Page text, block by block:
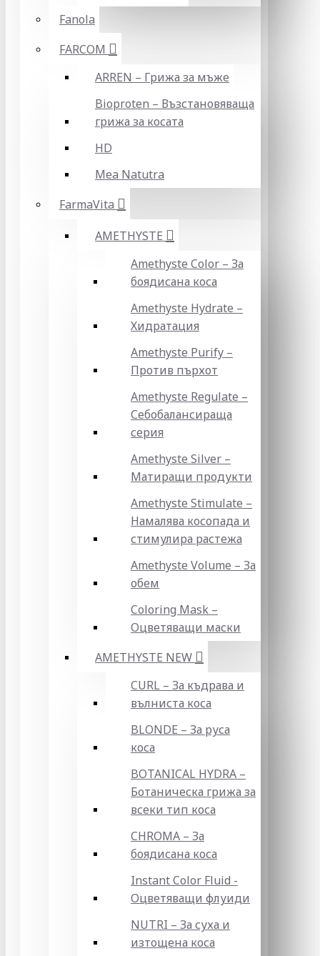
Fanola
FARCOM
ARREN – Грижа за мъже
Bioproten – Възстановяваща
грижа за косата
HD
Mea Natutra
FarmaVita
AMETHYSTE
Amethyste Color – За
боядисана коса
Amethyste Hydrate –
Хидратация
Amethyste Purify –
Против пърхот
Amethyste Regulate –
Себобалансираща
серия
Amethyste Silver –
Матиращи продукти
Amethyste Stimulate –
Намалява косопада и
стимулира растежа
Amethyste Volume – За
обем
Coloring Mask –
Оцветяващи маски
AMETHYSTE NEW
CURL – За къдрава и
вълниста коса
BLONDE – За руса
коса
BOTANICAL HYDRA –
Ботаническа грижа за
всеки тип коса
CHROMA – За
боядисана коса
Instant Color Fluid -
Оцветяващи флуиди
NUTRI – За суха и
изтощена коса